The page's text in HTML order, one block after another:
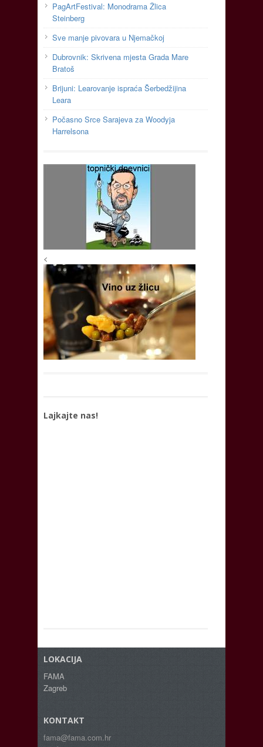
PagArtFestival: Monodrama Žlica
Steinberg
Sve manje pivovara u Njemačkoj
Dubrovnik: Skrivena mjesta Grada Mare
Bratoš
Brijuni: Learovanje ispraća Šerbedžijina
Leara
Počasno Srce Sarajeva za Woodyja
Harrelsona
<
Lajkajte nas!
LOKACIJA
FAMA
Zagreb
KONTAKT
fama@fama.com.hr